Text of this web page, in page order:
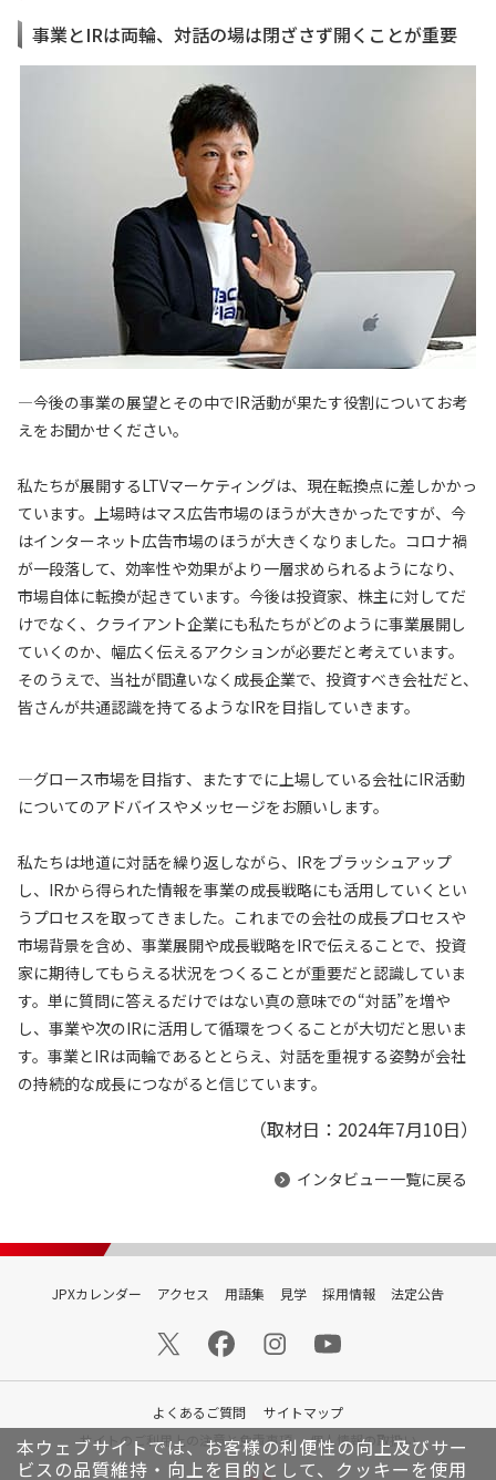
本ウェブサイトでは、お客様の利便性の向上及びサー
ビスの品質維持・向上を目的として、クッキーを使用
事業とIRは両輪、対話の場は閉ざさず開くことが重要
—今後の事業の展望とその中でIR活動が果たす役割についてお考
えをお聞かせください。
私たちが展開するLTVマーケティングは、現在転換点に差しかかっ
ています。上場時はマス広告市場のほうが大きかったですが、今
はインターネット広告市場のほうが大きくなりました。コロナ禍
が一段落して、効率性や効果がより一層求められるようになり、
市場自体に転換が起きています。今後は投資家、株主に対してだ
けでなく、クライアント企業にも私たちがどのように事業展開し
ていくのか、幅広く伝えるアクションが必要だと考えています。
そのうえで、当社が間違いなく成長企業で、投資すべき会社だと、
皆さんが共通認識を持てるようなIRを目指していきます。
—グロース市場を目指す、またすでに上場している会社にIR活動
についてのアドバイスやメッセージをお願いします。
私たちは地道に対話を繰り返しながら、IRをブラッシュアップ
し、IRから得られた情報を事業の成長戦略にも活用していくとい
うプロセスを取ってきました。これまでの会社の成長プロセスや
市場背景を含め、事業展開や成長戦略をIRで伝えることで、投資
家に期待してもらえる状況をつくることが重要だと認識していま
す。単に質問に答えるだけではない真の意味での“対話”を増や
し、事業や次のIRに活用して循環をつくることが大切だと思いま
す。事業とIRは両輪であるととらえ、対話を重視する姿勢が会社
の持続的な成長につながると信じています。
（取材日：2024年7月10日）
インタビュー一覧に戻る
JPXカレンダー アクセス 用語集 見学 採用情報 法定公告
よくあるご質問
サイトマップ
サイトのご利用上の注意と免責事項
個人情報の取扱い